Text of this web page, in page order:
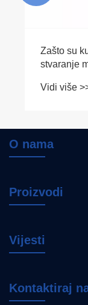
Zašto su
stvaranje
Vidi više
O nama
Proizvodi
Vijesti
Kontaktiraj